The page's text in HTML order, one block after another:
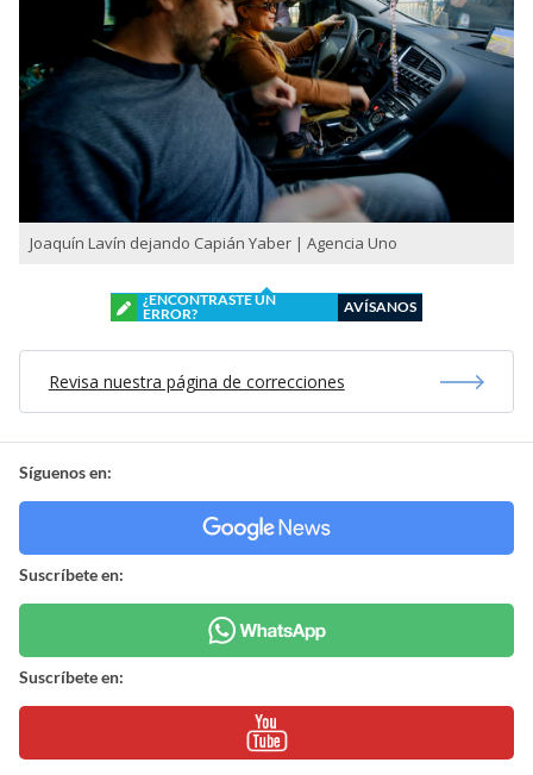
Joaquín Lavín dejando Capián Yaber | Agencia Uno
¿ENCONTRASTE UN
ERROR?
AVÍSANOS
Revisa nuestra página de correcciones
Síguenos en:
Suscríbete en:
Suscríbete en: